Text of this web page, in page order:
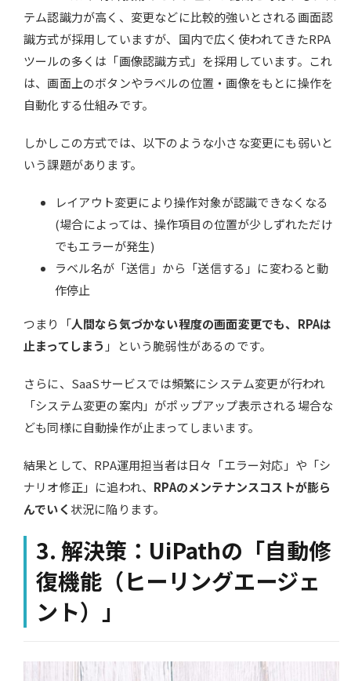
テム認識力が高く、変更などに比較的強いとされる画面認
識方式が採用していますが、国内で広く使われてきたRPA
ツールの多くは「画像認識方式」を採用しています。これ
は、画面上のボタンやラベルの位置・画像をもとに操作を
自動化する仕組みです。
しかしこの方式では、以下のような小さな変更にも弱いと
いう課題があります。
レイアウト変更により操作対象が認識できなくなる
(場合によっては、操作項目の位置が少しずれただけ
でもエラーが発生)
ラベル名が「送信」から「送信する」に変わると動
作停止
つまり「人間なら気づかない程度の画面変更でも、RPAは
止まってしまう 」という脆弱性があるのです。
さらに、SaaSサービスでは頻繁にシステム変更が行われ
「システム変更の案内」がポップアップ表示される場合な
ども同様に自動操作が止まってしまいます。
結果として、RPA運用担当者は日々「エラー対応」や「シ
ナリオ修正」に追われ、 RPAのメンテナンスコストが膨ら
んでいく 状況に陥ります。
3. 解決策：UiPathの「自動修
復機能（ヒーリングエージェ
ント）」